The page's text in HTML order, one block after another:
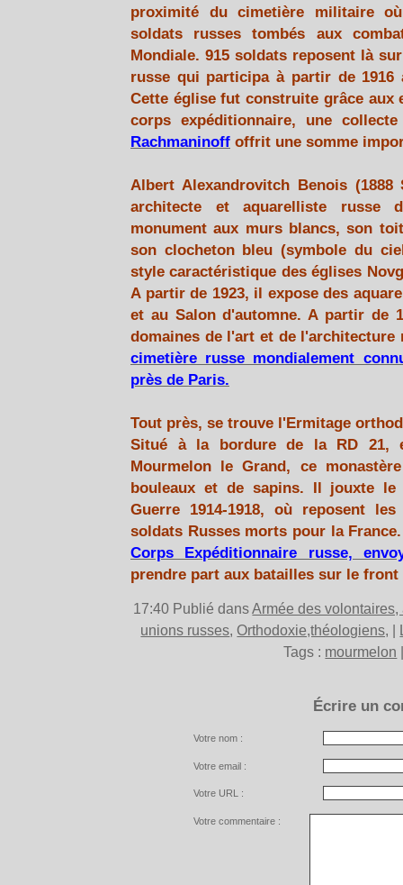
proximité du cimetière militaire
soldats russes tombés aux
Mondiale. 915 soldats reposent là
russe qui participa à partir de
Cette église fut construite grâce
corps expéditionnaire, une
Rachmaninoff offrit une somme
Albert Alexandrovitch Benois
architecte et aquarelliste russe
monument aux murs blancs, son
son clocheton bleu (symbole du
style caractéristique des églises
A partir de 1923, il expose des
et au Salon d'automne. A partir de
domaines de l'art et de
cimetière russe mondialement
près de Paris.
Tout près, se trouve l'Ermitage
Situé à la bordure de la RD 21,
Mourmelon le Grand, ce
bouleaux et de sapins. Il jouxte
Guerre 1914-1918, où reposent
soldats Russes morts pour la
Corps Expéditionnaire russe,
prendre part aux batailles sur le front
17:40 Publié dansArmée des
unions russes, Orthodoxie,théologiens,
Tags : mourmelon
Écrire un
Votre nom :
Votre email :
Votre URL :
Votre commentaire :